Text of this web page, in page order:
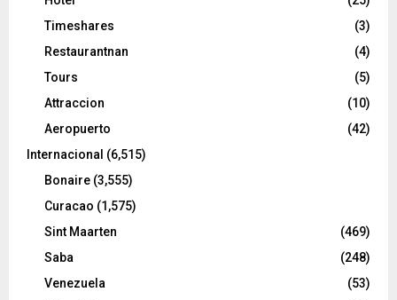
Timeshares
(3)
Restaurantnan
(4)
Tours
(5)
Attraccion
(10)
Aeropuerto
(42)
Internacional (6,515)
Bonaire (3,555)
Curacao (1,575)
Sint Maarten
(469)
Saba
(248)
Venezuela
(53)